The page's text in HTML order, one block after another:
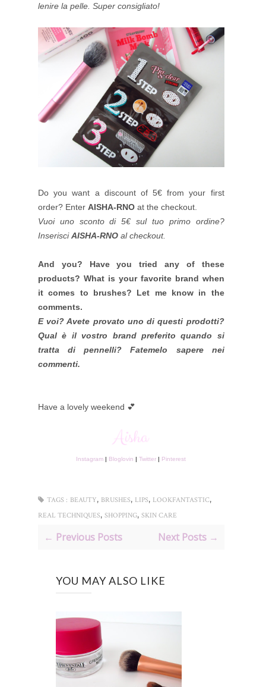
lenire la pelle. Super consigliato!
Do you want a discount of 5€ from your first
order? Enter AISHA-RNO at the checkout.
Vuoi uno sconto di 5€ sul tuo primo ordine?
InserisciAISHA-RNO al checkout.
And you? Have you tried any of these
products? What is your favorite brand when
it comes to brushes? Let me know in the
comments.
E voi? Avete provato uno di questi prodotti?
Qual è il vostro brand preferito quando si
tratta di pennelli? Fatemelo sapere nei
commenti.
Have a lovely weekend 💕
Instagram | Bloglovin |Twitter | Pinterest
TAGS : BEAUTY, BRUSHES, LIPS, LOOKFANTASTIC,
REAL TECHNIQUES, SHOPPING, SKIN CARE
← Previous Posts Next Posts →
YOU MAY ALSO LIKE